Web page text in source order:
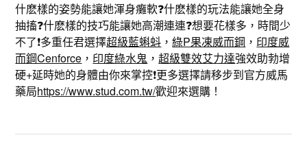
什麽樣的姿勢能讓她渾身癱軟❓什麽樣的玩法能讓她全身
抽搐❓什麽樣的技巧能讓她高潮連連❓想要花樣多，時間少
不了❗️多重任君選擇超級藍蝌蚪 ，綠P果凍威而鋼 ， 印度威
而鋼Cenforce ， 印度綠水鬼 ，超級雙效艾力達強效助勃增
硬+延時她的身體由你來掌控❗️更多選擇請移步到官方威馬
藥局https://www.stud.com.tw/歡迎來選購！